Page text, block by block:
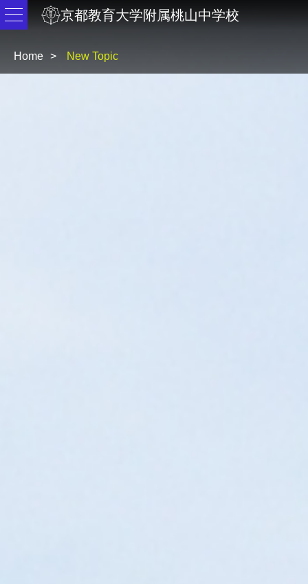
京都教育大学附属桃山中学校
Home New Topic